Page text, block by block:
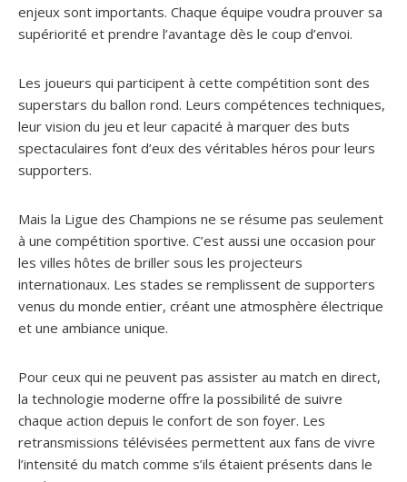
enjeux sont importants. Chaque équipe voudra prouver sa
supériorité et prendre l’avantage dès le coup d’envoi.
Les joueurs qui participent à cette compétition sont des
superstars du ballon rond. Leurs compétences techniques,
leur vision du jeu et leur capacité à marquer des buts
spectaculaires font d’eux des véritables héros pour leurs
supporters.
Mais la Ligue des Champions ne se résume pas seulement
à une compétition sportive. C’est aussi une occasion pour
les villes hôtes de briller sous les projecteurs
internationaux. Les stades se remplissent de supporters
venus du monde entier, créant une atmosphère électrique
et une ambiance unique.
Pour ceux qui ne peuvent pas assister au match en direct,
la technologie moderne offre la possibilité de suivre
chaque action depuis le confort de son foyer. Les
retransmissions télévisées permettent aux fans de vivre
l’intensité du match comme s’ils étaient présents dans le